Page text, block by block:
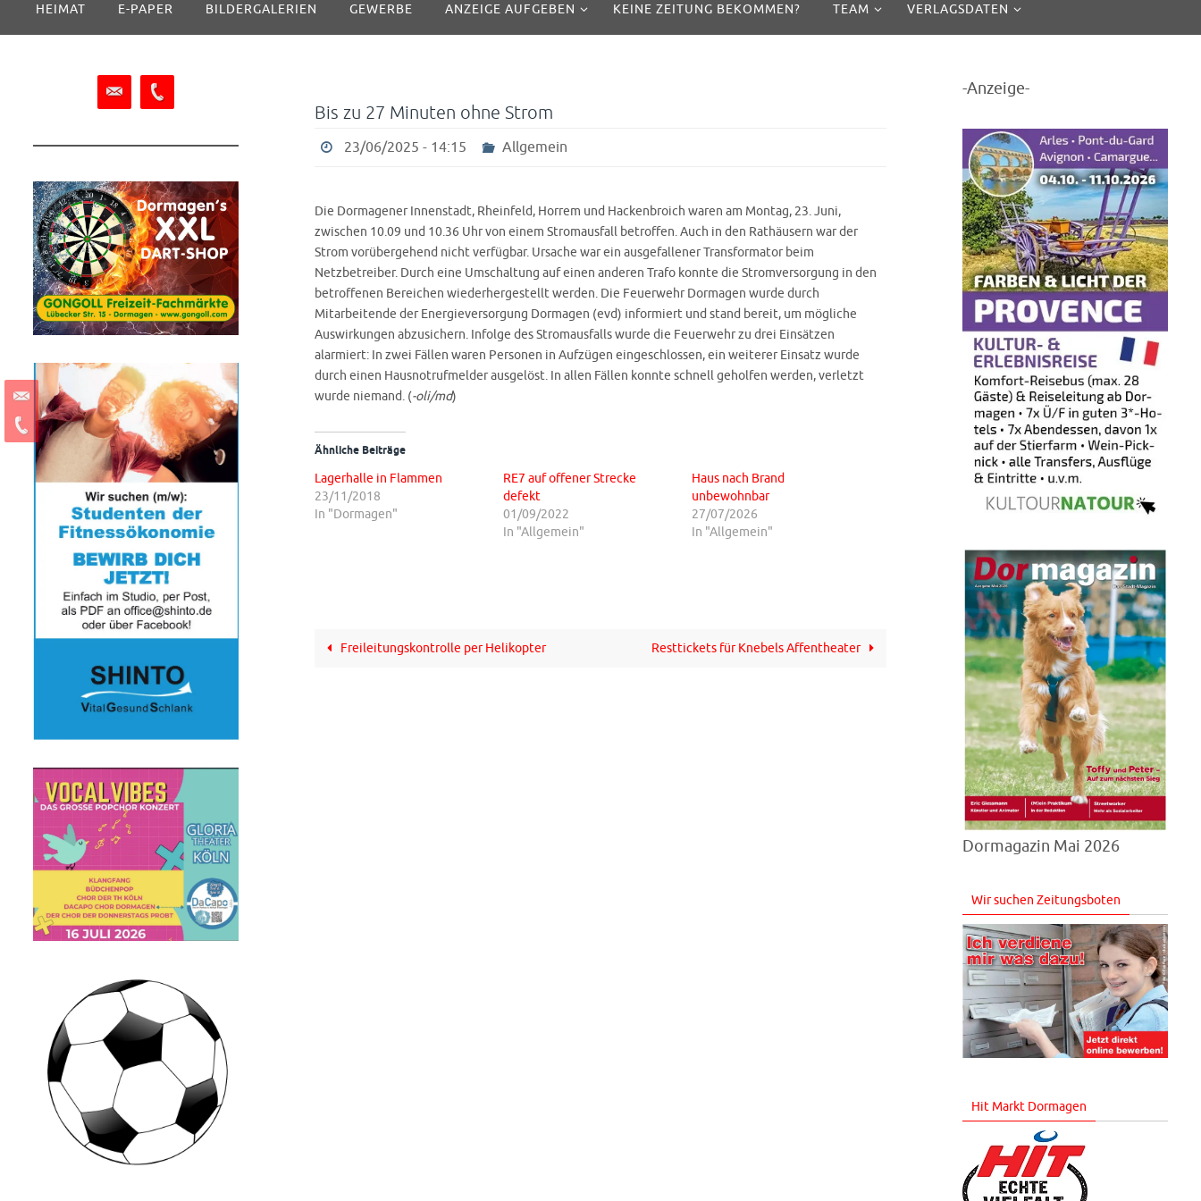
springen
HEIMAT E-PAPER BILDERGALERIEN GEWERBE ANZEIGE AUFGEBEN KEINE ZEITUNG BEKOMMEN? TEAM VERLAGSDATEN
Bis zu 27 Minuten ohne Strom
23/06/2025 - 14:15 Allgemein
Die Dormagener Innenstadt, Rheinfeld, Horrem und Hackenbroich waren am Montag, 23. Juni,
zwischen 10.09 und 10.36 Uhr von einem Stromausfall betroffen. Auch in den Rathäusern war der
Strom vorübergehend nicht verfügbar. Ursache war ein ausgefallener Transformator beim
Netzbetreiber. Durch eine Umschaltung auf einen anderen Trafo konnte die Stromversorgung in den
betroffenen Bereichen wiederhergestellt werden. Die Feuerwehr Dormagen wurde durch
Mitarbeitende der Energieversorgung Dormagen (evd) informiert und stand bereit, um mögliche
Auswirkungen abzusichern. Infolge des Stromausfalls wurde die Feuerwehr zu drei Einsätzen
alarmiert: In zwei Fällen waren Personen in Aufzügen eingeschlossen, ein weiterer Einsatz wurde
durch einen Hausnotrufmelder ausgelöst. In allen Fällen konnte schnell geholfen werden, verletzt
wurde niemand. (-oli/md)
Ähnliche Beiträge
Lagerhalle in Flammen
23/11/2018
In "Dormagen"
RE7 auf offener Strecke
defekt
01/09/2022
In "Allgemein"
Haus nach Brand
unbewohnbar
27/07/2026
In "Allgemein"
Freileitungskontrolle per Helikopter Resttickets für Knebels Affentheater
-Anzeige-
Dormagazin Mai 2026
Wir suchen Zeitungsboten
Hit Markt Dormagen